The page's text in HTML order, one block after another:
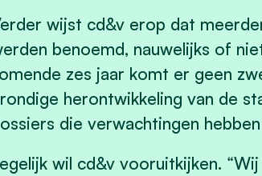
wijst cd&v erop dat
benoemd, nauwelijks of
zes jaar komt er geen
herontwikkeling van de
die verwachtingen
wil cd&v vooruitkijken.